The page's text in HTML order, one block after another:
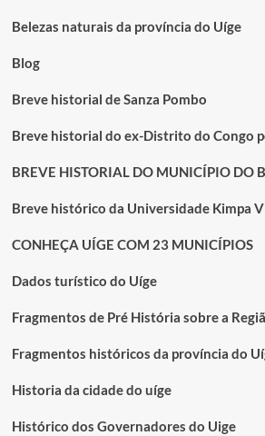
Belezas naturais da província do Uíge
Blog
Breve historial de Sanza Pombo
Breve historial do ex-Distrito do Congo
BREVE HISTORIAL DO MUNICÍPIO DO
Breve histórico da Universidade Kimpa
CONHEÇA UÍGE COM 23 MUNICÍPIOS
Dados turístico do Uíge
Fragmentos de Pré História sobre a
Fragmentos históricos da província do
Historia da cidade do uíge
Histórico dos Governadores do Uige